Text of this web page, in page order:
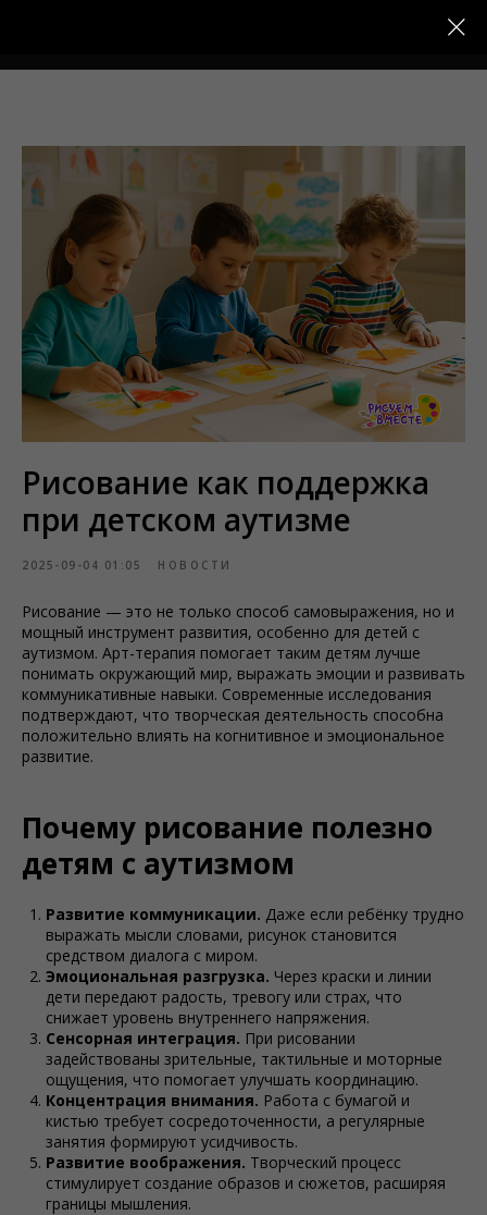
Рисование как поддержка
при детском аутизме
2025-09-04 01:05 НОВОСТИ
Рисование — это не только способ самовыражения, но и
мощный инструмент развития, особенно для детей с
аутизмом. Арт-терапия помогает таким детям лучше
понимать окружающий мир, выражать эмоции и развивать
коммуникативные навыки. Современные исследования
подтверждают, что творческая деятельность способна
положительно влиять на когнитивное и эмоциональное
развитие.
Почему рисование полезно
детям с аутизмом
Развитие коммуникации. Даже если ребёнку трудно
выражать мысли словами, рисунок становится
средством диалога с миром.
Эмоциональная разгрузка. Через краски и линии
дети передают радость, тревогу или страх, что
снижает уровень внутреннего напряжения.
Сенсорная интеграция. При рисовании
задействованы зрительные, тактильные и моторные
ощущения, что помогает улучшать координацию.
Концентрация внимания. Работа с бумагой и
кистью требует сосредоточенности, а регулярные
занятия формируют усидчивость.
Развитие воображения. Творческий процесс
стимулирует создание образов и сюжетов, расширяя
границы мышления.